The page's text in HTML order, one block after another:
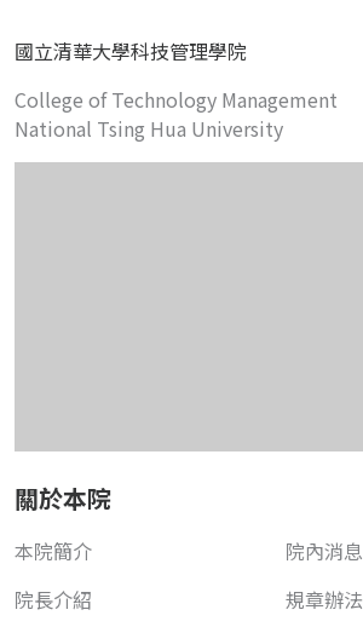
國立清華大學科技管理學院
College of Technology Management
National Tsing Hua University
關於本院
本院簡介
院長介紹
院內消息
規章辦法